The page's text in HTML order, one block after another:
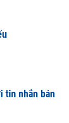
tạo
báo chí